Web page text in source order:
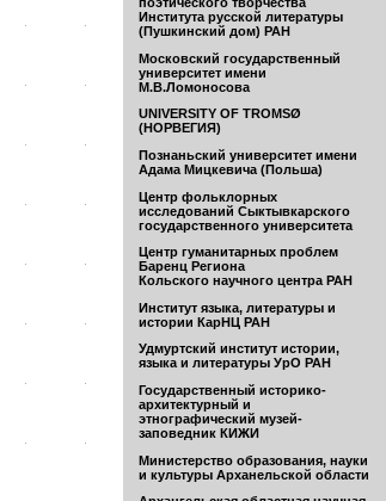
Института русской литературы
(Пушкинский дом) РАН
Московский государственный
университет имени
М.В.Ломоносова
UNIVERSITY OF TROMSØ
(НОРВЕГИЯ)
Познаньский университет имени
Адама Мицкевича (Польша)
Центр фольклорных
исследований Сыктывкарского
государственного университета
Центр гуманитарных проблем
Баренц Региона
Кольского научного центра РАН
Институт языка, литературы и
истории КарНЦ РАН
Удмуртский институт истории,
языка и литературы УрО РАН
Государственный историко-
архитектурный и
этнографический музей-
заповедник КИЖИ
Министерство образования, науки
и культуры Арханельской области